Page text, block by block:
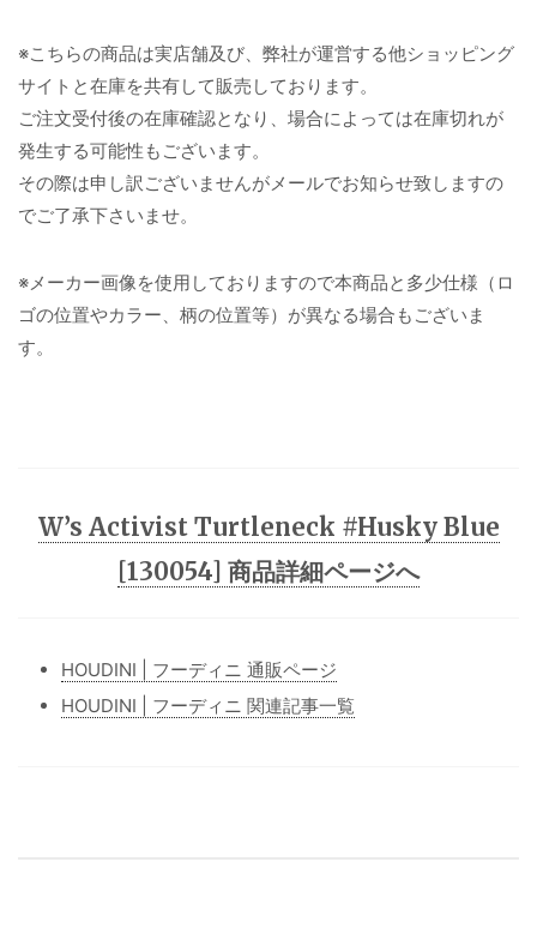
※こちらの商品は実店舗及び、弊社が運営する他ショッピング
サイトと在庫を共有して販売しております。
ご注文受付後の在庫確認となり、場合によっては在庫切れが
発生する可能性もございます。
その際は申し訳ございませんがメールでお知らせ致しますの
でご了承下さいませ。
※メーカー画像を使用しておりますので本商品と多少仕様（ロ
ゴの位置やカラー、柄の位置等）が異なる場合もございま
す。
W’s Activist Turtleneck #Husky Blue
[130054] 商品詳細ページへ
HOUDINI | フーディニ 通販ページ
HOUDINI | フーディニ 関連記事一覧